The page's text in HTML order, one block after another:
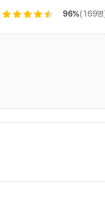
별점 4.5개 별점 백분율
96%수강평
(169명